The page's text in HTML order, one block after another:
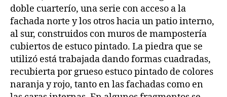
doble cuarterío, una serie con acceso a la
fachada norte y los otros hacia un patio interno,
al sur, construidos con muros de mampostería
cubiertos de estuco pintado. La piedra que se
utilizó está trabajada dando formas cuadradas,
recubierta por grueso estuco pintado de colores
naranja y rojo, tanto en las fachadas como en